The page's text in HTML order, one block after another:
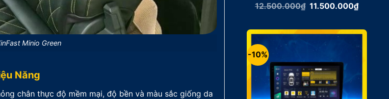
Minio Green
Năng
chân thực độ mềm mại, độ bền và màu sắc giống da
12.500.000₫ Giá
12.500.000₫.
11.500.000₫Giá
là:
-10%